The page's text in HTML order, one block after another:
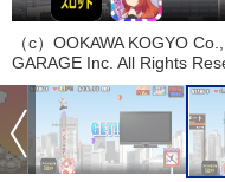
（c）OOKAWA KOGYO
GARAGE Inc. All Rights